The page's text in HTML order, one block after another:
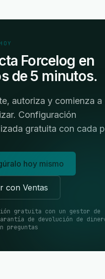
Forcelog en
de 5 minutos.
autoriza y comienza a
Configuración
gratuita con cada
hoy mismo
con Ventas
gratuita con un gestor de
de devolución de
preguntas